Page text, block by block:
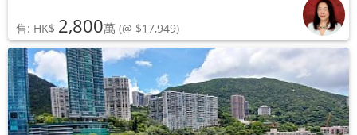
售: HK$ 2,800萬 (@ $17,949)